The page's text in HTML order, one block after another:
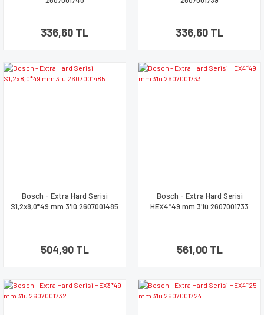
336,60 TL 336,60 TL
Bosch - Extra Hard Serisi
S1,2x8,0*49 mm 3'lü 2607001485
504,90 TL
Bosch - Extra Hard Serisi
HEX4*49 mm 3'lü 2607001733
561,00 TL